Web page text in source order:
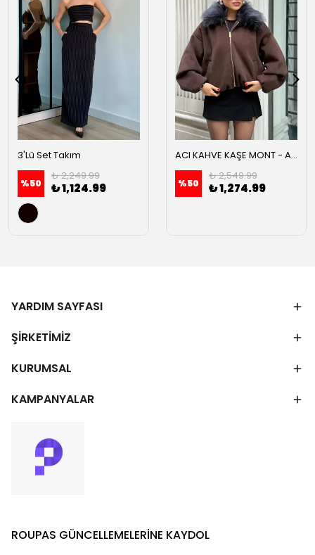
3'Lü Set Takım
%50
₺ 2,249.99
₺ 1,124.99
ACI KAHVE KAŞE MONT - Acı kahve
%50
₺ 2,549.99
₺ 1,274.99
YARDIM SAYFASI
ŞİRKETİMİZ
KURUMSAL
KAMPANYALAR
ROUPAS GÜNCELLEMELERİNE KAYDOL